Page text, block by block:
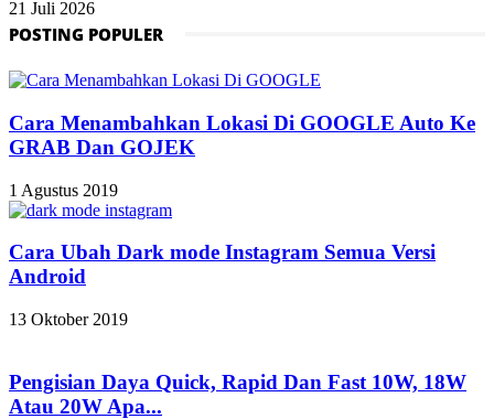
21 Juli 2026
POSTING POPULER
Cara Menambahkan Lokasi Di GOOGLE Auto Ke
GRAB Dan GOJEK
1 Agustus 2019
Cara Ubah Dark mode Instagram Semua Versi
Android
13 Oktober 2019
Pengisian Daya Quick, Rapid Dan Fast 10W, 18W
Atau 20W Apa...